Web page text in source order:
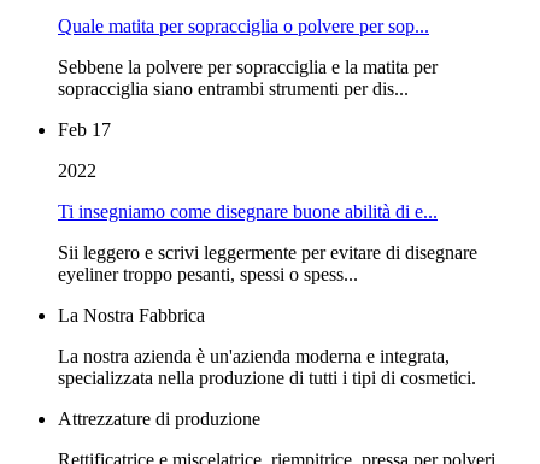
Quale matita per sopracciglia o polvere per sop...
Sebbene la polvere per sopracciglia e la matita per
sopracciglia siano entrambi strumenti per dis...
Feb 17
2022
Ti insegniamo come disegnare buone abilità di e...
Sii leggero e scrivi leggermente per evitare di disegnare
eyeliner troppo pesanti, spessi o spess...
La Nostra Fabbrica
La nostra azienda è un'azienda moderna e integrata,
specializzata nella produzione di tutti i tipi di cosmetici.
Attrezzature di produzione